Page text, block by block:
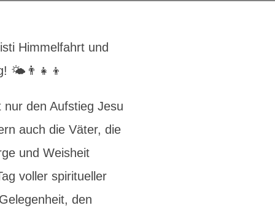
Himmelfahrt und
🌤️👨‍👧‍👦
den Aufstieg Jesu
auch die Väter, die
und Weisheit
voller spiritueller
den